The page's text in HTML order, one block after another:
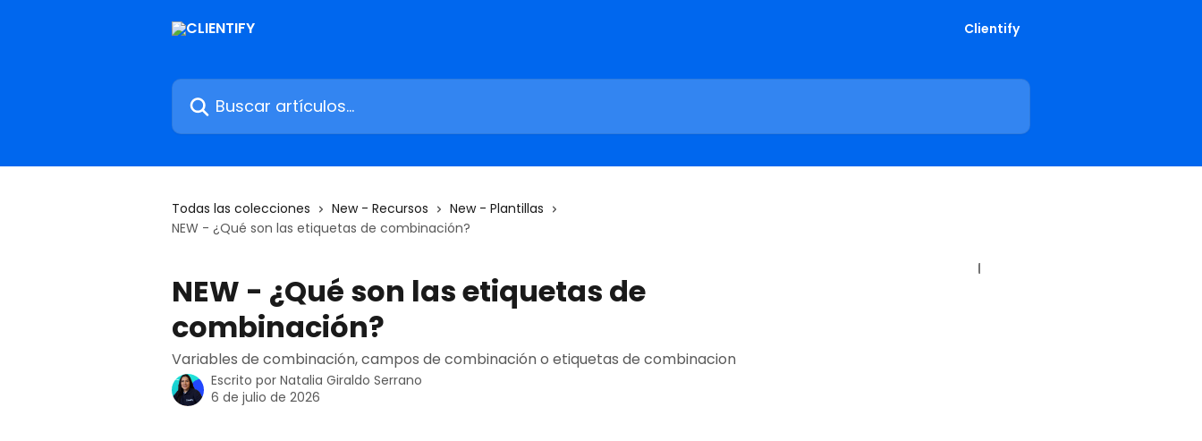
Clientify
Buscar artículos...
Todas las colecciones New - Recursos
New - Plantillas
NEW - ¿Qué son las etiquetas de combinación?
NEW - ¿Qué son las etiquetas de
combinación?
Variables de combinación, campos de combinación o etiquetas de combinacion
Escrito por Natalia Giraldo Serrano
6 de julio de 2026